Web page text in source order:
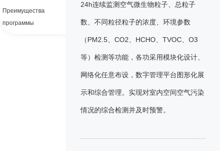
Преимущества
программы
24h连续监测空气微生物粒子、总粒子
数、不同粒径粒子的浓度、环境参数
（PM2.5、CO2、HCHO、TVOC、O3
等）检测等功能，各功采用模块化设计、
网络化任意布设，数字管理平台图形化展
示和综合管理。实现对室内空间空气污染
情况的综合检测并及时预警。